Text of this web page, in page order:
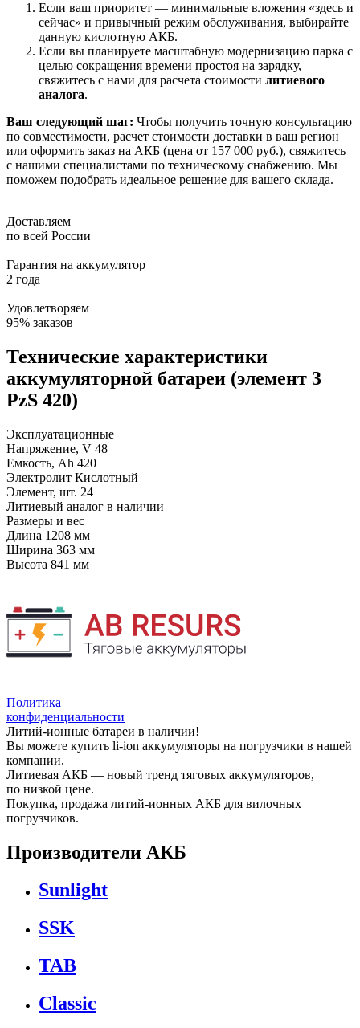
Если ваш приоритет — минимальные вложения «здесь и
сейчас» и привычный режим обслуживания, выбирайте
данную кислотную АКБ.
Если вы планируете масштабную модернизацию парка с
целью сокращения времени простоя на зарядку,
свяжитесь с нами для расчета стоимости литиевого
аналога.
Ваш следующий шаг: Чтобы получить точную консультацию
по совместимости, расчет стоимости доставки в ваш регион
или оформить заказ на АКБ (цена от 157 000 руб.), свяжитесь
с нашими специалистами по техническому снабжению. Мы
поможем подобрать идеальное решение для вашего склада.
Доставляем
по всей России
Гарантия на аккумулятор
2 года
Удовлетворяем
95% заказов
Технические характеристики
аккумуляторной батареи (элемент 3
PzS 420)
Эксплуатационные
Напряжение, V 48
Емкость, Ah 420
Электролит Кислотный
Элемент, шт. 24
Литиевый аналог в наличии
Размеры и вес
Длина 1208 мм
Ширина 363 мм
Высота 841 мм
Политика
конфиденциальности
Литий-ионные батареи в наличии!
Вы можете купить li-ion аккумуляторы на погрузчики в нашей
компании.
Литиевая АКБ — новый тренд тяговых аккумуляторов,
по низкой цене.
Покупка, продажа литий-ионных АКБ для вилочных
погрузчиков.
Производители АКБ
Sunlight
SSK
TAB
Classic